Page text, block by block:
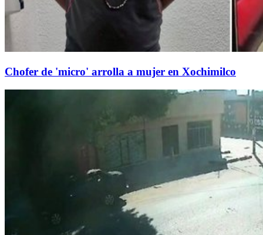
Chofer de 'micro' arrolla a mujer en Xochimilco